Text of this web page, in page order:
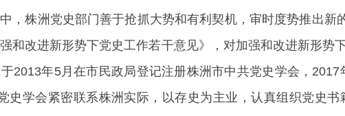
，株洲党史部门善于抢抓大势和有利契机，审时度势推出新
和改进新形势下党史工作若干意见》，对加强和改进新形势
2013年5月在市民政局登记注册株洲市中共党史学会，
史学会紧密联系株洲实际，以存史为主业，认真组织党史